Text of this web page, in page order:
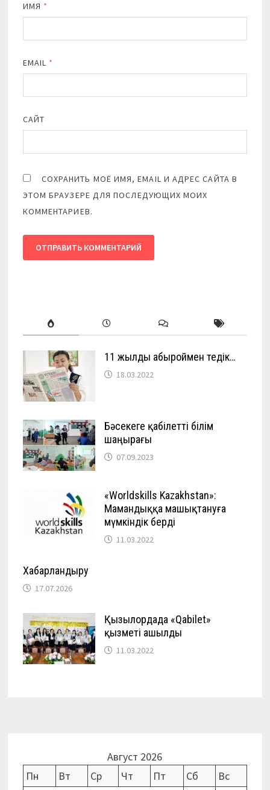
ИМЯ *
EMAIL *
САЙТ
СОХРАНИТЬ МОЁ ИМЯ, EMAIL И АДРЕС САЙТА В
ЭТОМ БРАУЗЕРЕ ДЛЯ ПОСЛЕДУЮЩИХ МОИХ
КОММЕНТАРИЕВ.
11 жылды абыроймен өтедік…
18.03.2022
Бәсекеге қабілетті білім
шаңырағы
07.09.2023
«Worldskills Kazakhstan»:
Мамандыққа машықтануға
мүмкіндік берді
11.03.2022
Хабарландыру
17.07.2026
Қызылордада «Qabilet»
қызметі ашылды
11.03.2022
Август 2026
Пн
Вт Ср Чт Пт Сб
Вс